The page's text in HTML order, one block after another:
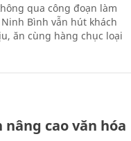
qua công đoạn làm
Bình vẫn hút khách
ăn cùng hàng chục loại
cao văn hóa